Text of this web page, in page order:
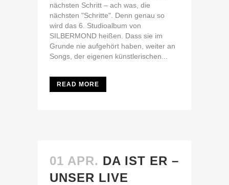
nächsten Schritt – ach was, die
nächsten "Schritte". Denn genau so
wird das 6. Studioalbum von
SILBERMOND heißen. Dass sie im
Grunde nie aufgehört haben, weiter an
Songs, der eigenen künstlerischen...
READ MORE
01 APR. DA IST ER –
UNSER LIVE